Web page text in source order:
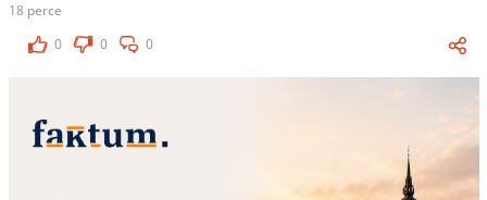
18 perce
0
0 0